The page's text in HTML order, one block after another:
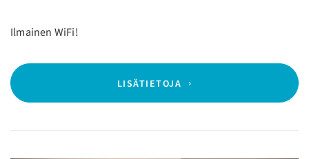
Ilmainen WiFi!
LISÄTIETOJA